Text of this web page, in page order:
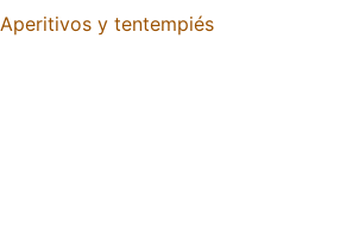
Aperitivos y tentempiés